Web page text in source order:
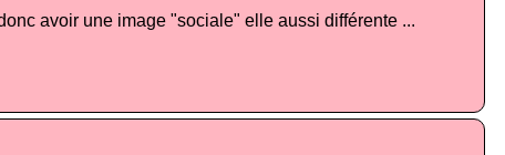
avoir une image "sociale" elle aussi différente ...